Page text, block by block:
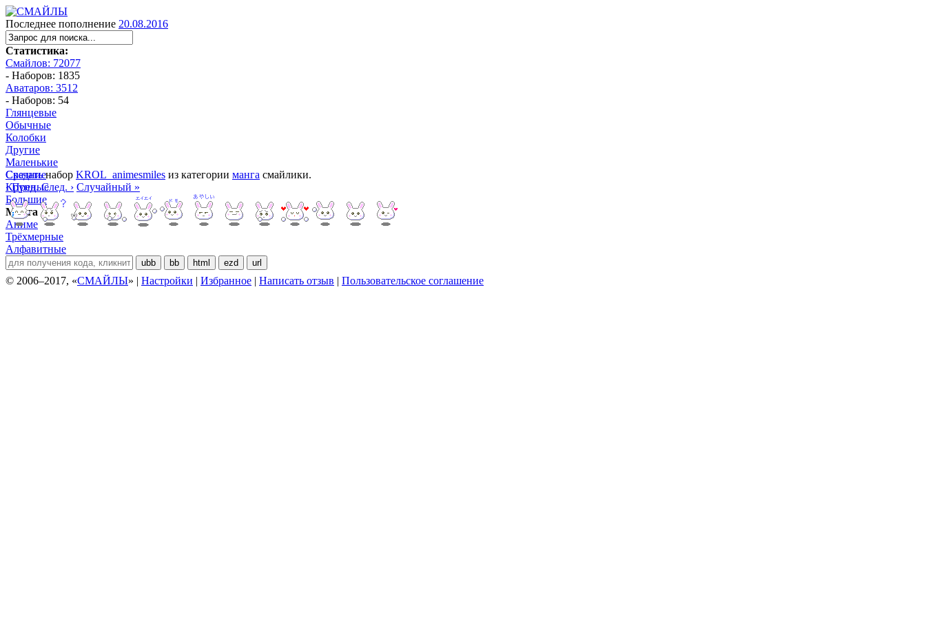
Последнее пополнение 20.08.2016
Статистика:
Смайлов: 72077
- Наборов: 1835
Аватаров: 3512
- Наборов: 54
Глянцевые
Обычные
Колобки
Другие
Маленькие
Средние
Крупные
Большие
Манга
Аниме
Трёхмерные
Алфавитные
ubb bb html ezd url
Скачатьнабор KROL_animesmiles из категории манга смайлики.
‹ Пред. След. › Случайный »
© 2006–2017, «СМАЙЛЫ» | Настройки | Избранное | Написать отзыв | Пользовательское соглашение